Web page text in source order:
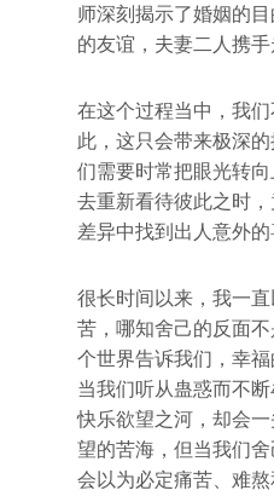
师深刻揭示了婚姻的
的友谊，夫妻二人携手
在这个过程当中，我
此，这只会带来极深
们需要时常把眼光转
去重新看待彼此之时
差异中找到出人意外的
很长时间以来，我一
苦，哪知舍己的反面
个世界告诉我们，幸
当我们听从蛊惑而不
快乐欲望之河，却会
望的苦海，但当我们
会以为必定痛苦、难